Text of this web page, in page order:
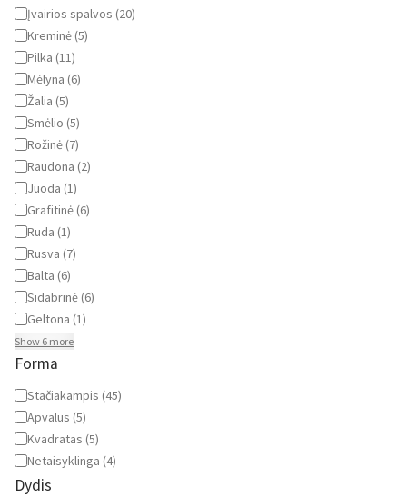
Spalva
Įvairios spalvos (20)
Kreminė (5)
Pilka (11)
Mėlyna (6)
Žalia (5)
Smėlio (5)
Rožinė (7)
Raudona (2)
Juoda (1)
Grafitinė (6)
Ruda (1)
Rusva (7)
Balta (6)
Sidabrinė (6)
Geltona (1)
Show 6 more
Forma
Forma
Stačiakampis (45)
Apvalus (5)
Kvadratas (5)
Netaisyklinga (4)
Dydis